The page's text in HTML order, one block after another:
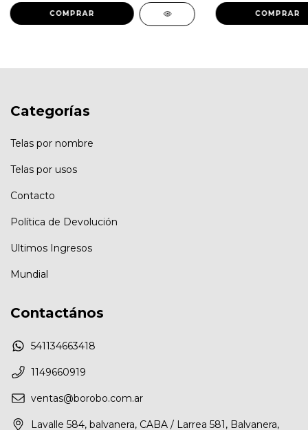
Categorías
Telas por nombre
Telas por usos
Contacto
Política de Devolución
Ultimos Ingresos
Mundial
Contactános
541134663418
1149660919
ventas@borobo.com.ar
Lavalle 584, balvanera, CABA / Larrea 581, Balvanera,